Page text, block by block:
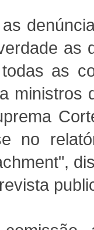
as
as
ministros
no